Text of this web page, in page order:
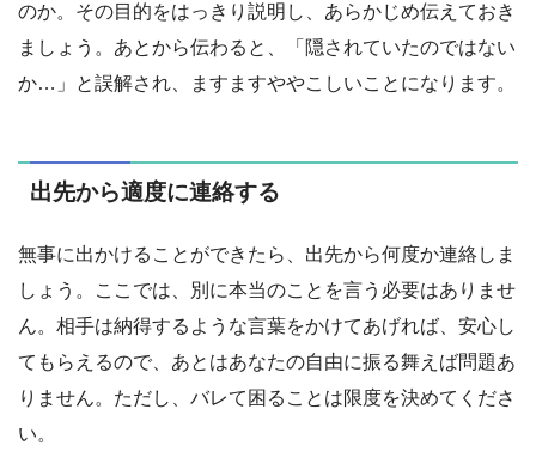
のか。その目的をはっきり説明し、あらかじめ伝えておき
ましょう。あとから伝わると、「隠されていたのではない
か…」と誤解され、ますますややこしいことになります。
出先から適度に連絡する
無事に出かけることができたら、出先から何度か連絡しま
しょう。ここでは、別に本当のことを言う必要はありませ
ん。相手は納得するような言葉をかけてあげれば、安心し
てもらえるので、あとはあなたの自由に振る舞えば問題あ
りません。ただし、バレて困ることは限度を決めてくださ
い。